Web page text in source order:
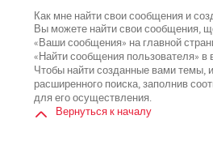
Как мне найти свои сообщения и
Вы можете найти свои сообщения,
«Ваши сообщения» на главной
«Найти сообщения пользователя»
Чтобы найти созданные вами темы,
расширенного поиска, заполнив
для его осуществления.
Вернуться к началу